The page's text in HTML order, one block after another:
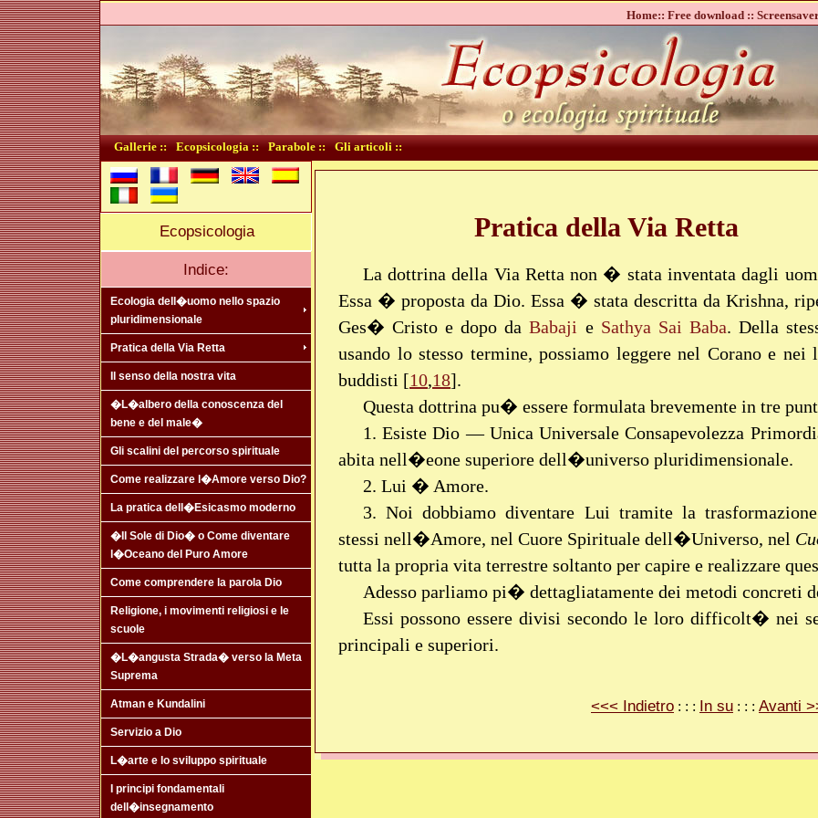
Home:: Free download ::
Gallerie :: Ecopsicologia :: Parabole :: Gli articoli ::
Ecopsicologia
Indice:
Ecologia dell�uomo nello spazio
pluridimensionale
Pratica della Via Retta
Il senso della nostra vita
�L�albero della conoscenza del
bene e del male�
Gli scalini del percorso spirituale
Come realizzare l�Amore verso Dio?
La pratica dell�Esicasmo moderno
�Il Sole di Dio� o Come diventare
l�Oceano del Puro Amore
Come comprendere la parola Dio
Religione, i movimenti religiosi e le
scuole
�L�angusta Strada� verso la Meta
Suprema
Atman e Kundalini
Servizio a Dio
L�arte e lo sviluppo spirituale
I principi fondamentali
dell�insegnamento
Pratica della Via Retta
La dottrina della Via Retta non � stata inventata dagli
Essa � proposta da Dio. Essa � stata descritta da Krishna,
Ges� Cristo e dopo daBabaji e Sathya Sai Baba. Della
usando lo stesso termine, possiamo leggere nel Corano e nei
buddisti [10,18].
Questa dottrina pu� essere formulata brevemente in tre
1. Esiste Dio — Unica Universale Consapevolezza
abita nell�eone superiore dell�universo pluridimensionale.
2. Lui � Amore.
3. Noi dobbiamo diventare Lui tramite la
stessi nell�Amore, nel Cuore Spirituale dell�Universo, nel
tutta la propria vita terrestre soltanto per capire e realizzare
Adesso parliamo pi� dettagliatamente dei metodi concreti
Essi possono essere divisi secondo le loro difficolt� nei
principali e superiori.
<<< Indietro : : : In su : : : Avanti